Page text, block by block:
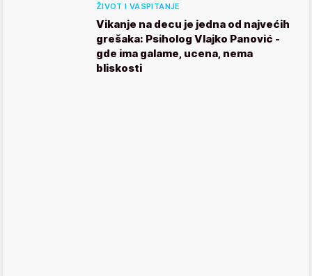
ŽIVOT I VASPITANJE
Vikanje na decu je jedna od najvećih
grešaka: Psiholog Vlajko Panović -
gde ima galame, ucena, nema
bliskosti